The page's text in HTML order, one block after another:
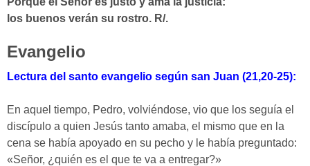
los buenos verán su rostro. R/.
Evangelio
Lectura del santo evangelio según san Juan (21,20-25):
En aquel tiempo, Pedro, volviéndose, vio que los seguía el
discípulo a quien Jesús tanto amaba, el mismo que en la
cena se había apoyado en su pecho y le había preguntado:
«Señor, ¿quién es el que te va a entregar?»